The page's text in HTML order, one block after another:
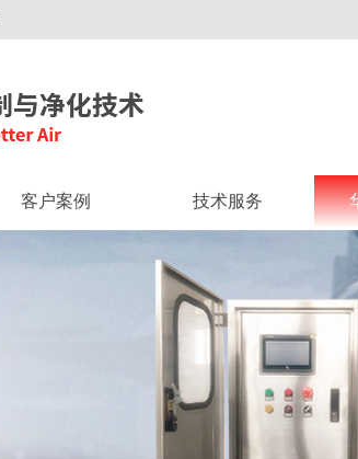
客户案例 技术服务